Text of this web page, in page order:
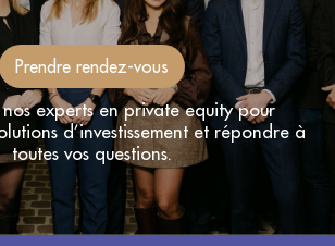
Prendre rendez-vous
experts en private equity pour
d’investissement et répondre à
toutes vos questions.